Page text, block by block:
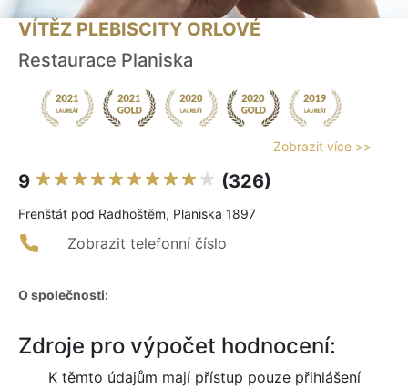
VÍTĚZ PLEBISCITY ORLOVÉ
Restaurace Planiska
Zobrazit více >>
9 (326)
Frenštát pod Radhoštěm, Planiska 1897
Zobrazit telefonní číslo
O společnosti:
Zdroje pro výpočet hodnocení:
K těmto údajům mají přístup pouze přihlášení